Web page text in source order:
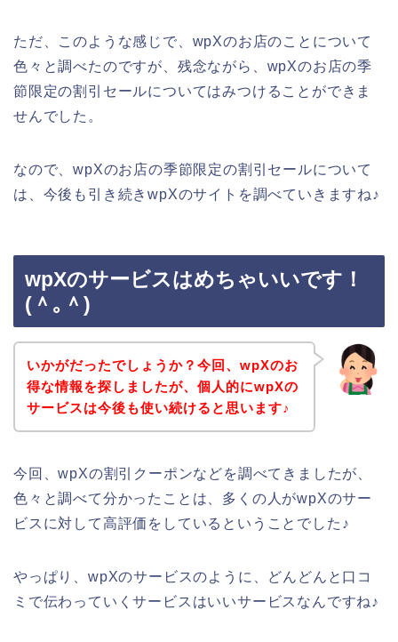
ただ、このような感じで、wpXのお店のことについて
色々と調べたのですが、残念ながら、wpXのお店の季
節限定の割引セールについてはみつけることができま
せんでした。
なので、wpXのお店の季節限定の割引セールについて
は、今後も引き続きwpXのサイトを調べていきますね♪
wpXのサービスはめちゃいいです！
(＾｡＾)
いかがだったでしょうか？今回、wpXのお
得な情報を探しましたが、個人的にwpXの
サービスは今後も使い続けると思います♪
今回、wpXの割引クーポンなどを調べてきましたが、
色々と調べて分かったことは、多くの人がwpXのサー
ビスに対して高評価をしているということでした♪
やっぱり、wpXのサービスのように、どんどんと口コ
ミで伝わっていくサービスはいいサービスなんですね♪